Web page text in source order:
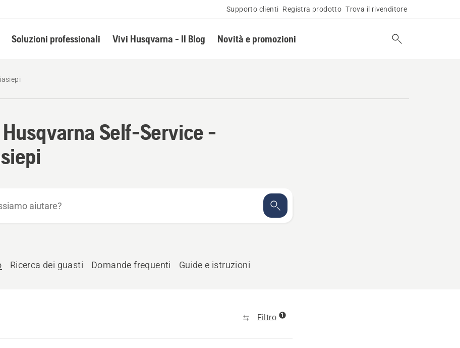
Supporto clienti Registra prodotto Trova il rivenditore
Soluzioni professionali Vivi Husqvarna - Il Blog Novità e promozioni
Self-Service -
Ricerca dei guasti Domande frequenti Guide e istruzioni
Filtro 1